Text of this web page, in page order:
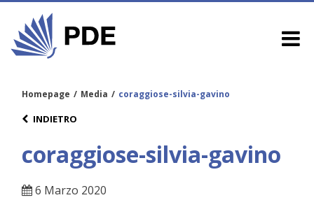
Homepage / Media / coraggiose-silvia-gavino
INDIETRO
coraggiose-silvia-gavino
6 Marzo 2020